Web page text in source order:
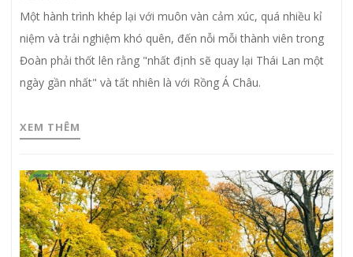
Một hành trình khép lại với muôn vàn cảm xúc, quá nhiều kỉ
niệm và trải nghiệm khó quên, đến nỗi mỗi thành viên trong
Đoàn phải thốt lên rằng "nhất định sẽ quay lại Thái Lan một
ngày gần nhất" và tất nhiên là với Rồng Á Châu.
XEM THÊM